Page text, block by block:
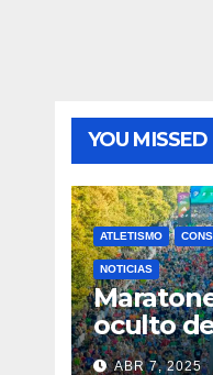
YOU MISSED
ATLETISMO
NOTICIAS
oculto
ABR 7, 2025